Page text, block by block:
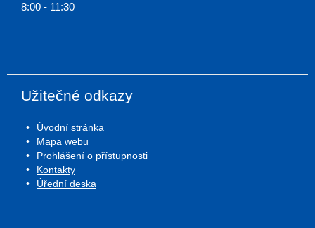
8:00 - 11:30
Užitečné odkazy
Úvodní stránka
Mapa webu
Prohlášení o přístupnosti
Kontakty
Úřední deska